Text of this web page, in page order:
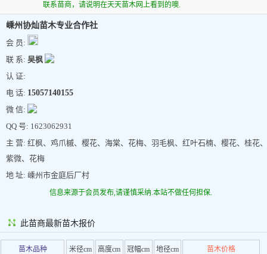
联系苗商，请说明在天天苗木网上看到的噢.
嵊州协灿苗木专业合作社
会 员:
联 系: 吴枫
认 证:
电 话: 15057140155
微 信:
QQ 号: 1623062931
主 营: 红枫、鸡爪槭、樱花、海棠、花梅、羽毛枫、红叶石楠、樱花、桂花、
紫微、花梅
地 址: 嵊州市金庭后厂村
信息来源于会员发布,请谨慎采纳.本站不做任何担保.
此苗商最新苗木报价
苗木品种 米径cm 高度cm 冠幅cm 地径cm 苗木价格